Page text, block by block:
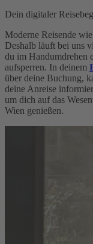
Dein digitaler
Moderne Reisende
Deshalb läuft bei uns
du im Handumdrehen
aufsperren. In deinem
über deine Buchung,
deine Anreise
um dich auf das
Wien genießen.